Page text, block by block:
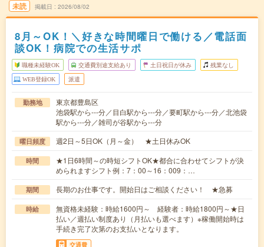
未読 掲載日 2026/08/02
8月～OK！＼好きな時間曜日で働ける／電話面
談OK！病院での生活サポ
職種未経験OK 交通費別途支給あり 土日祝日が休み 残業なし
WEB登録OK 派遣
勤務地
東京都豊島区
池袋駅から---分／目白駅から---分／要町駅から---分／北池袋
駅から---分／雑司が谷駅から---分
曜日頻度 週2日～5日OK（月～金） ★土日休みOK
時間
★1日6時間～の時短シフトOK★都合に合わせてシフトが決
められますシフト例：7：00～16：009：…
期間 長期のお仕事です。開始日はご相談ください！ ★急募
時給
無資格未経験：時給1600円～ 経験者：時給1800円～★日
払い／週払い制度あり（月払いも選べます）※稼働開始時は
手続き完了次第のお支払いとなります。
交通費